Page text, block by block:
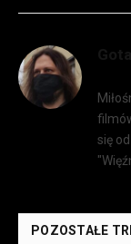
się
POZOSTAŁE